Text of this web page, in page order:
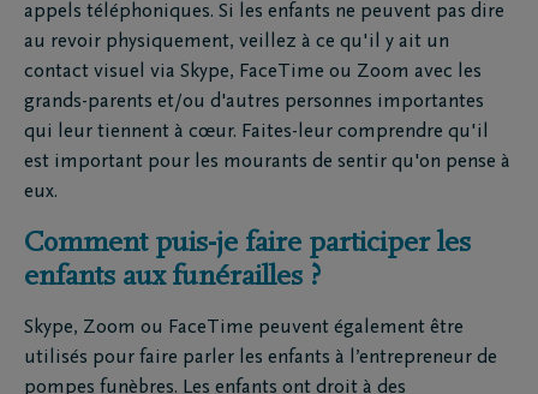
appels téléphoniques. Si les enfants ne peuvent pas dire
au revoir physiquement, veillez à ce qu'il y ait un
contact visuel via Skype, FaceTime ou Zoom avec les
grands-parents et/ou d'autres personnes importantes
qui leur tiennent à cœur. Faites-leur comprendre qu'il
est important pour les mourants de sentir qu'on pense à
eux.
Comment puis-je faire participer les
enfants aux funérailles ?
Skype, Zoom ou FaceTime peuvent également être
utilisés pour faire parler les enfants à l’entrepreneur de
pompes funèbres. Les enfants ont droit à des